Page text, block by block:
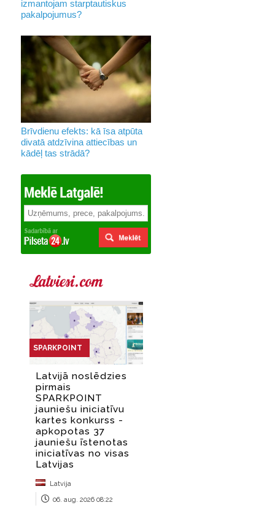
izmantojam starptautiskus
pakalpojumus?
Brīvdienu efekts: kā īsa atpūta
divatā atdzīvina attiecības un
kādēļ tas strādā?